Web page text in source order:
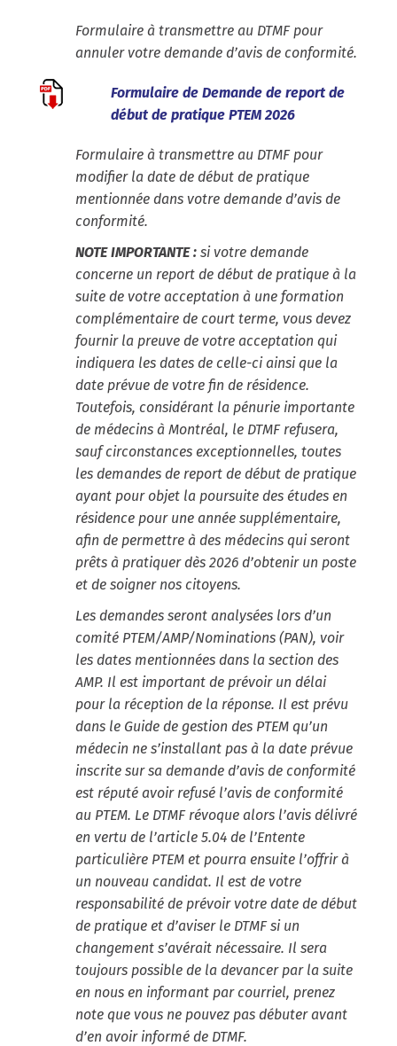
Formulaire à transmettre au DTMF pour
annuler votre demande d’avis de conformité.
Formulaire de Demande de report de
début de pratique PTEM 2026
Formulaire à transmettre au DTMF pour
modifier la date de début de pratique
mentionnée dans votre demande d’avis de
conformité.
NOTE IMPORTANTE : si votre demande
concerne un report de début de pratique à la
suite de votre acceptation à une formation
complémentaire de court terme, vous devez
fournir la preuve de votre acceptation qui
indiquera les dates de celle-ci ainsi que la
date prévue de votre fin de résidence.
Toutefois, considérant la pénurie importante
de médecins à Montréal, le DTMF refusera,
sauf circonstances exceptionnelles, toutes
les demandes de report de début de pratique
ayant pour objet la poursuite des études en
résidence pour une année supplémentaire,
afin de permettre à des médecins qui seront
prêts à pratiquer dès 2026 d’obtenir un poste
et de soigner nos citoyens.
Les demandes seront analysées lors d’un
comité PTEM/AMP/Nominations (PAN), voir
les dates mentionnées dans la section des
AMP. Il est important de prévoir un délai
pour la réception de la réponse. Il est prévu
dans le Guide de gestion des PTEM qu’un
médecin ne s’installant pas à la date prévue
inscrite sur sa demande d’avis de conformité
est réputé avoir refusé l’avis de conformité
au PTEM. Le DTMF révoque alors l’avis délivré
en vertu de l’article 5.04 de l’Entente
particulière PTEM et pourra ensuite l’offrir à
un nouveau candidat. Il est de votre
responsabilité de prévoir votre date de début
de pratique et d’aviser le DTMF si un
changement s’avérait nécessaire. Il sera
toujours possible de la devancer par la suite
en nous en informant par courriel, prenez
note que vous ne pouvez pas débuter avant
d’en avoir informé de DTMF.